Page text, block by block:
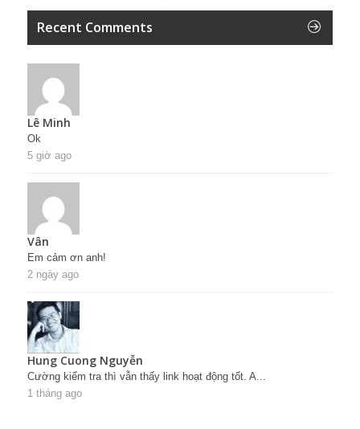
Recent Comments
Lê Minh
Ok
5 giờ ago
Vân
Em cảm ơn anh!
2 ngày ago
Hung Cuong Nguyễn
Cường kiểm tra thì vẫn thấy link hoạt động tốt. A...
1 tháng ago